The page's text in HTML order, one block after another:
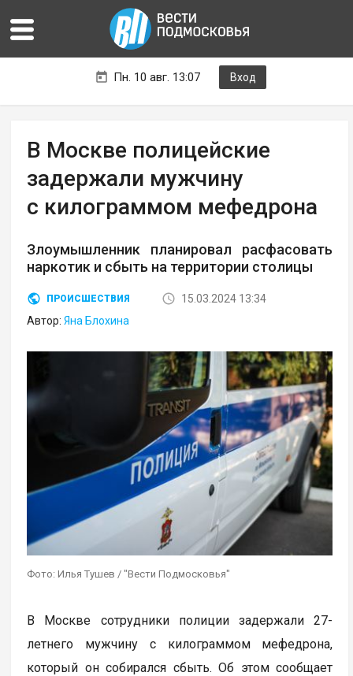
Пн. 10 авг. 13:07 Вход
В Москве полицейские
задержали мужчину
с килограммом мефедрона
Злоумышленник планировал расфасовать
наркотик и сбыть на территории столицы
ПРОИСШЕСТВИЯ
15.03.2024 13:34
Автор:Яна Блохина
Фото: Илья Тушев / "Вести Подмосковья"
В Москве сотрудники полиции задержали 27-
летнего мужчину с килограммом мефедрона,
который он собирался сбыть. Об этом сообщает